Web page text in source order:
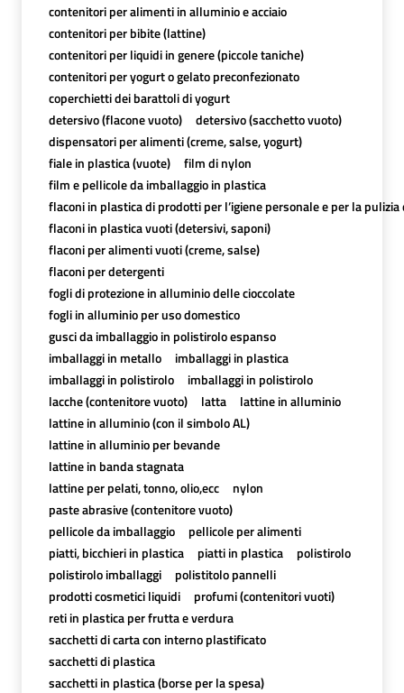
contenitori per alimenti in alluminio e acciaio
contenitori per bibite (lattine)
contenitori per liquidi in genere (piccole taniche)
contenitori per yogurt o gelato preconfezionato
coperchietti dei barattoli di yogurt
detersivo (flacone vuoto)
detersivo (sacchetto vuoto)
dispensatori per alimenti (creme, salse, yogurt)
fiale in plastica (vuote)
film di nylon
film e pellicole da imballaggio in plastica
flaconi in plastica di prodotti per l’igiene personale e per la pulizia
flaconi in plastica vuoti (detersivi, saponi)
flaconi per alimenti vuoti (creme, salse)
flaconi per detergenti
fogli di protezione in alluminio delle cioccolate
fogli in alluminio per uso domestico
gusci da imballaggio in polistirolo espanso
imballaggi in metallo
imballaggi in plastica
imballaggi in polistirolo
imballaggi in polistirolo
lacche (contenitore vuoto)
latta
lattine in alluminio
lattine in alluminio (con il simbolo AL)
lattine in alluminio per bevande
lattine in banda stagnata
lattine per pelati, tonno, olio,ecc
nylon
paste abrasive (contenitore vuoto)
pellicole da imballaggio
pellicole per alimenti
piatti, bicchieri in plastica
piatti in plastica
polistirolo
polistirolo imballaggi
polistitolo pannelli
prodotti cosmetici liquidi
profumi (contenitori vuoti)
reti in plastica per frutta e verdura
sacchetti di carta con interno plastificato
sacchetti di plastica
sacchetti in plastica (borse per la spesa)